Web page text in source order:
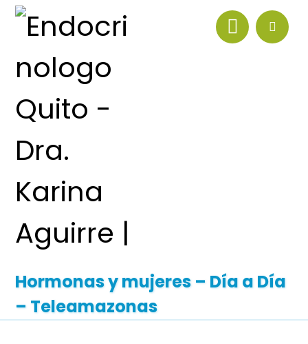
Hormonas y mujeres – Día a Día
– Teleamazonas